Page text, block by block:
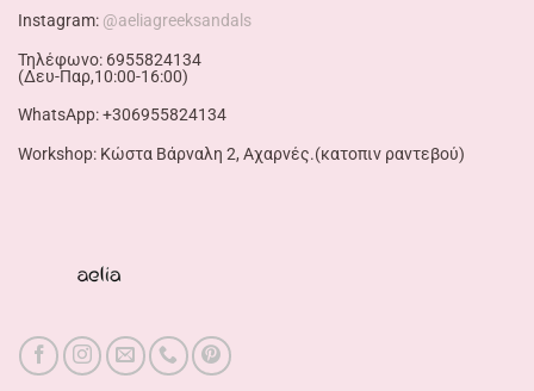
Instagram: @aeliagreeksandals
Τηλέφωνο: 6955824134
(Δευ-Παρ,10:00-16:00)
WhatsApp: +306955824134
Workshop: Κώστα Βάρναλη 2, Αχαρνές.(κατοπιν ραντεβού)